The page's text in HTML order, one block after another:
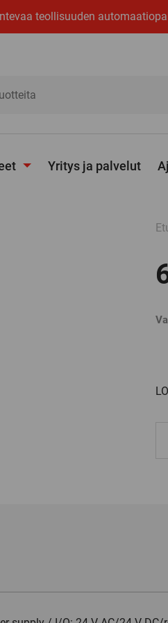
teollisuuden
Yritys ja palvelut